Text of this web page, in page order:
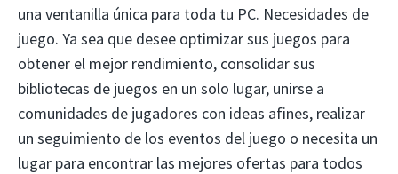
una ventanilla única para toda tu PC. Necesidades de
juego. Ya sea que desee optimizar sus juegos para
obtener el mejor rendimiento, consolidar sus
bibliotecas de juegos en un solo lugar, unirse a
comunidades de jugadores con ideas afines, realizar
un seguimiento de los eventos del juego o necesita un
lugar para encontrar las mejores ofertas para todos